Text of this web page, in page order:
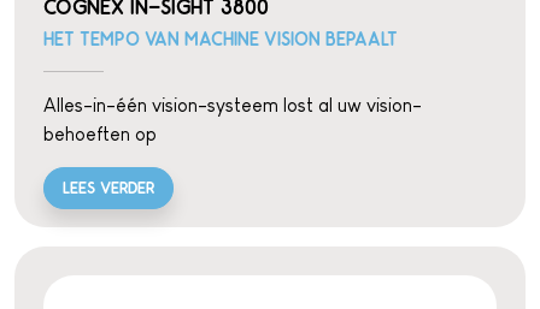
COGNEX IN-SIGHT 3800
HET TEMPO VAN MACHINE VISION BEPAALT
Alles-in-één vision-systeem lost al uw vision-
behoeften op
LEES VERDER